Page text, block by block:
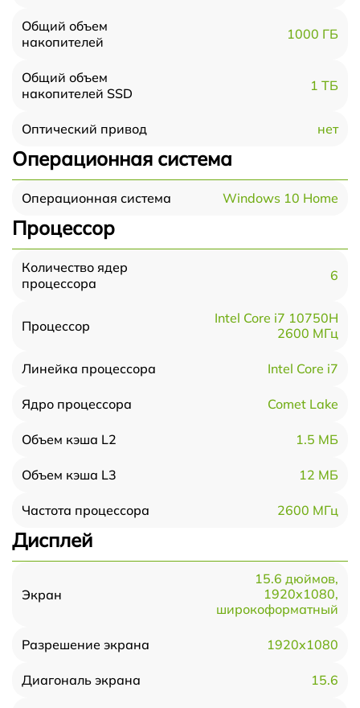
Общий объем
накопителей
1000 ГБ
Общий объем
накопителей SSD
1 ТБ
Оптический привод нет
Операционная система
Операционная система Windows 10 Home
Процессор
Количество ядер
процессора
6
Процессор
Intel Core i7 10750H
2600 МГц
Линейка процессора Intel Core i7
Ядро процессора Comet Lake
Объем кэша L2 1.5 МБ
Объем кэша L3 12 МБ
Частота процессора 2600 МГц
Дисплей
Экран
15.6 дюймов,
1920x1080,
широкоформатный
Разрешение экрана 1920x1080
Диагональ экрана 15.6